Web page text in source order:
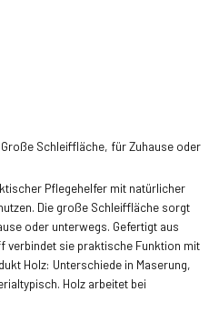
Schleiffläche, für Zuhause oder
Pflegehelfer mit natürlicher
Die große Schleiffläche sorgt
oder unterwegs. Gefertigt aus
verbindet sie praktische Funktion mit
Holz: Unterschiede in Maserung,
Holz arbeitet bei